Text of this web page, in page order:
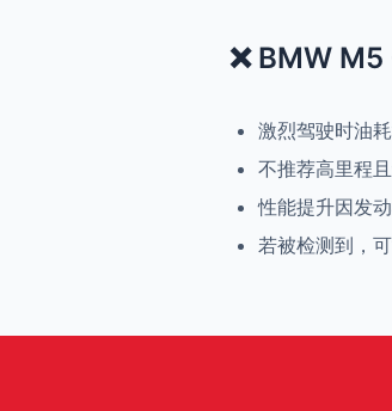
❌ BMW
激烈驾驶时油
不推荐高里程
性能提升因发
若被检测到，